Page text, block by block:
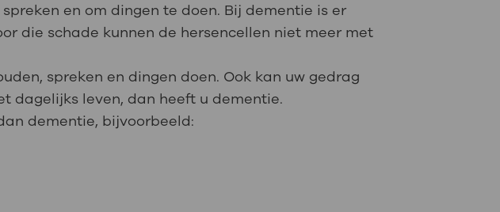
en om dingen te doen. Bij dementie is er
die schade kunnen de hersencellen niet meer met
spreken en dingen doen. Ook kan uw gedrag
dagelijks leven, dan heeft u dementie.
dementie, bijvoorbeeld: